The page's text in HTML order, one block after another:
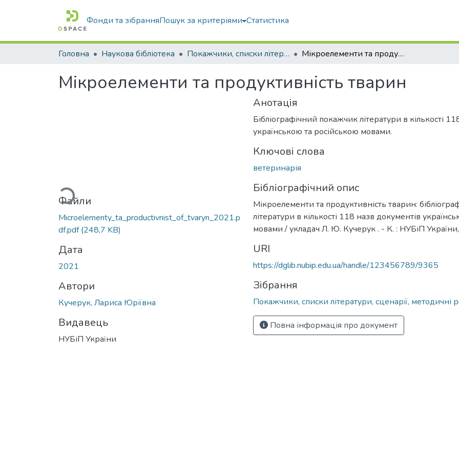
Фонди та зібранняПошук за критеріями Статистика
Головна Наукова бібліотека Покажчики, списки літератури, сценарії, методичні розробки Мікроелементи та продуктивність тварин
Мікроелементи та продуктивність тварин
Вантажиться...
Файли
Microelementy_ta_productivnist_of_tvaryn_2021.p
df.pdf(248,7 KB)
Дата
2021
Автори
Кучерук, Лариса Юріївна
Видавець
НУБіП України
Анотація
Бібліографічний покажчик літератури в кількості
українською та російською мовами.
Ключові слова
ветеринарія
Бібліографічний опис
Мікроелементи та продуктивність тварин:
літератури в кількості 118 назв документів
мовами / укладач Л. Ю. Кучерук . - К. : НУБіП
URI
https://dglib.nubip.edu.ua/handle/123456789/9365
Зібрання
Покажчики, списки літератури, сценарії, методичні
Повна інформація про документ